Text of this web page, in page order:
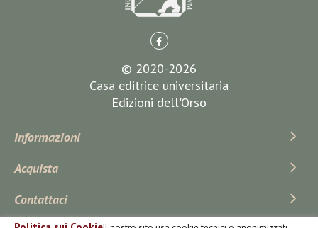
© 2020-2026
Casa editrice universitaria
Edizioni dell'Orso
Informazioni
Acquista
Contattaci